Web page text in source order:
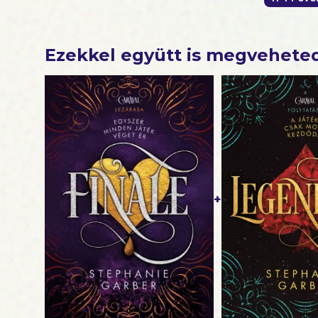
Ezekkel együtt is
+